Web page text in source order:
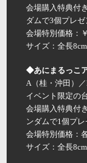
会場購入特典付
ダムで3個プレゼ
会場特別価格：
サイズ：全長
◆あにまるっこ
A（桂・沖田）
イベント限定の
会場購入特典付
ンダムで1個プレ
会場特別価格：
サイズ：全長